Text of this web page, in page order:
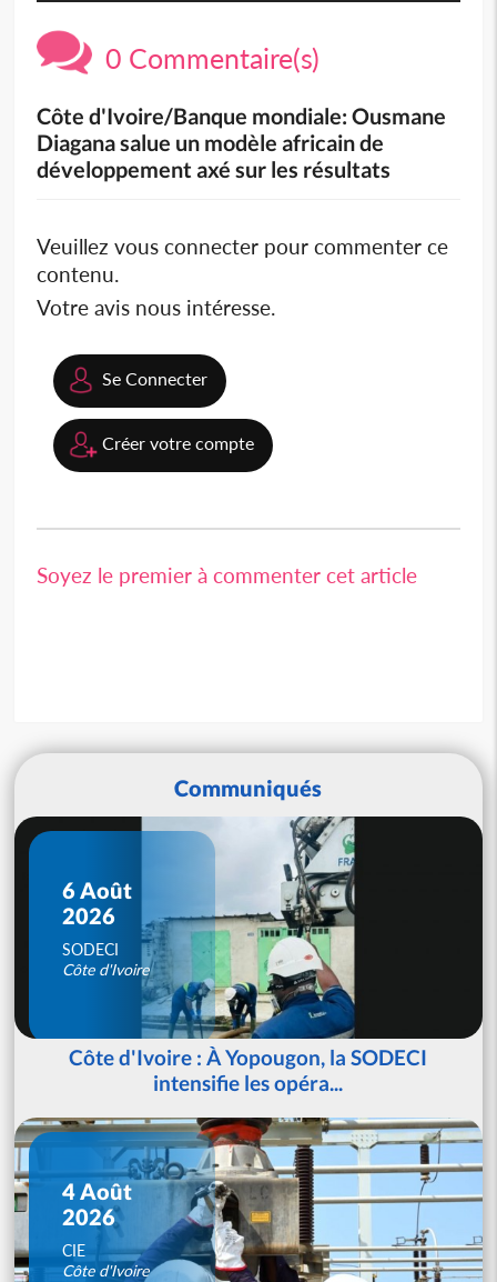
0 Commentaire(s)
Côte d'Ivoire/Banque mondiale: Ousmane
Diagana salue un modèle africain de
développement axé sur les résultats
Veuillez vous connecter pour commenter ce
contenu.
Votre avis nous intéresse.
Se Connecter
Créer votre compte
Soyez le premier à commenter cet article
Communiqués
6 Août
2026
SODECI
Côte d'Ivoire
Côte d'Ivoire : À Yopougon, la SODECI
intensifie les opéra...
4 Août
2026
CIE
Côte d'Ivoire